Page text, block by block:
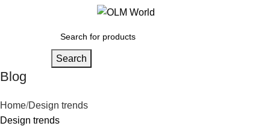
Search
Blog
Home Design trends
Design trends